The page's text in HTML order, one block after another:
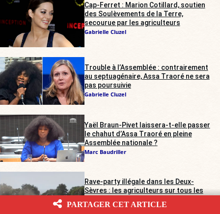
Cap-Ferret : Marion Cotillard, soutien
des Soulèvements de la Terre,
secourue par les agriculteurs
Gabrielle Cluzel
Trouble à l’Assemblée : contrairement
au septuagénaire, Assa Traoré ne sera
pas poursuivie
Gabrielle Cluzel
Yaël Braun-Pivet laissera-t-elle passer
le chahut d’Assa Traoré en pleine
Assemblée nationale ?
Marc Baudriller
Rave-party illégale dans les Deux-
Sèvres : les agriculteurs sur tous les
Alienor de Pompignan
PARTAGER CET ARTICLE